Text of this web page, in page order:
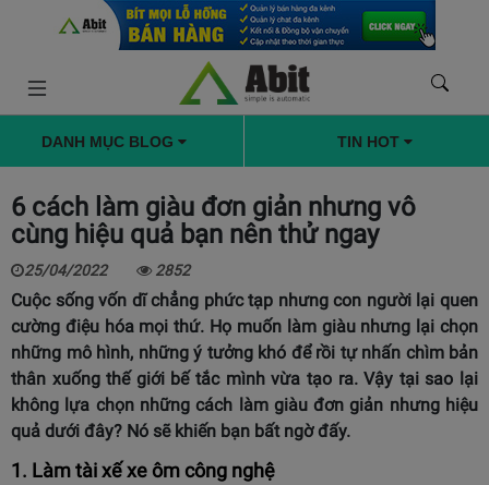
DANH MỤC BLOG TIN HOT
6 cách làm giàu đơn giản nhưng vô
cùng hiệu quả bạn nên thử ngay
25/04/2022 2852
Cuộc sống vốn dĩ chẳng phức tạp nhưng con người lại quen
cường điệu hóa mọi thứ. Họ muốn làm giàu nhưng lại chọn
những mô hình, những ý tưởng khó để rồi tự nhấn chìm bản
thân xuống thế giới bế tắc mình vừa tạo ra. Vậy tại sao lại
không lựa chọn những cách làm giàu đơn giản nhưng hiệu
quả dưới đây? Nó sẽ khiến bạn bất ngờ đấy.
1. Làm tài xế xe ôm công nghệ